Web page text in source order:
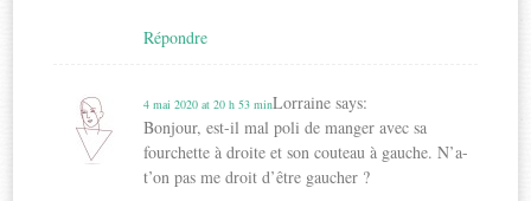
Répondre
Lorraine says:
4 mai 2020 at 20 h 53 min
Bonjour, est-il mal poli de manger avec sa
fourchette à droite et son couteau à gauche. N’a-
t’on pas me droit d’être gaucher ?